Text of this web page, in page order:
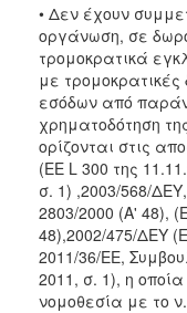
• Δεν έχουν
οργάνωση, σε
τρομοκρατικά
με τρομοκρατικές
εσόδων από
χρηματοδότηση
ορίζονται στις
(ΕΕ L 300 της
σ. 1) ,2003/568/
2803/2000 (Α' 48),
48),2002/475/ΔΕΥ
2011/36/ΕΕ,
2011, σ. 1), η
νομοθεσία με το